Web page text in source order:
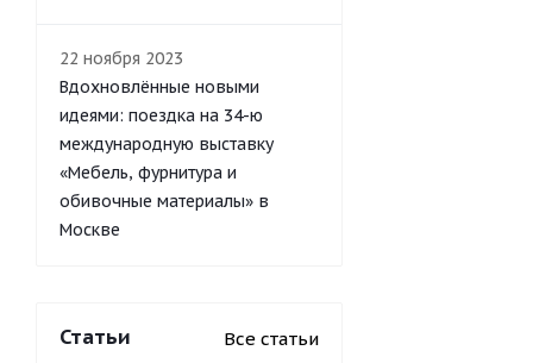
22 ноября 2023
Вдохновлённые новыми
идеями: поездка на 34-ю
международную выставку
«Мебель, фурнитура и
обивочные материалы» в
Москве
Статьи Все статьи